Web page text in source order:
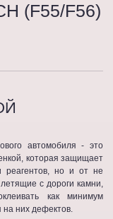
(F55/F56)
автомобиля - это
которая защищает
реагентов, но и от не
с дороги камни,
как минимум
них дефектов.